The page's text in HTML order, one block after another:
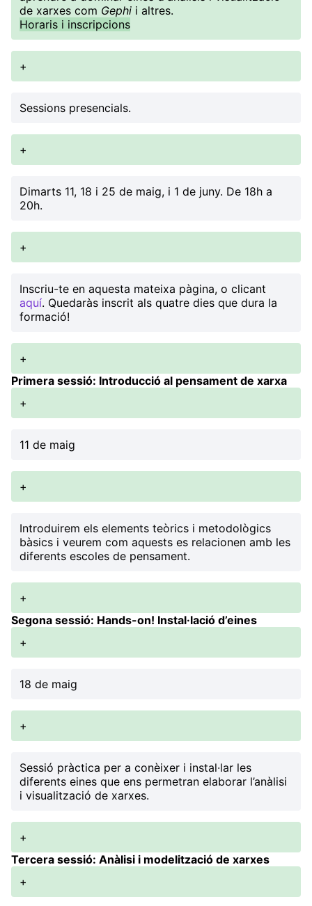
de xarxes com Gephi i altres.
Horaris i inscripcions
+
Sessions presencials.
+
Dimarts 11, 18 i 25 de maig, i 1 de juny. De 18h a
20h.
+
Inscriu-te en aquesta mateixa pàgina, o clicant
aquí. Quedaràs inscrit als quatre dies que dura la
formació!
+
Primera sessió: Introducció al pensament de xarxa
+
11 de maig
+
Introduirem els elements teòrics i metodològics
bàsics i veurem com aquests es relacionen amb les
diferents escoles de pensament.
+
Segona sessió: Hands-on! Instal·lació d’eines
+
18 de maig
+
Sessió pràctica per a conèixer i instal·lar les
diferents eines que ens permetran elaborar l’anàlisi
i visualització de xarxes.
+
Tercera sessió: Anàlisi i modelització de xarxes
+